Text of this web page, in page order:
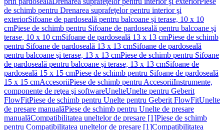
de schimb pentru Drenarea suprafeţelor pentru interior şi
exteriorSifoane de pardoseală pentru balcoane și terase, 10 x 10
cmPiese de schimb pentru Sifoane de pardoseală pentru balcoane și
terase, 10 x 10 cmSifoane de pardoseală 13 x 13 cmPiese de schimb
pentru Sifoane de pardoseală 13 x 13 cmSifoane de pardoseală
pentru balcoane şi terase, 13 x 13 cmPiese de schimb pentru Sifoane
de pardoseală pentru balcoane şi terase, 13 x 13 cmSifoane de
pardoseală 15 x 15 cmPiese de schimb pentru Sifoane de pardoseală
15 x 15 cmAccesoriiPiese de schimb pentru AccesoriiInstrumente,
componente de reţea şi softwareUnelteUnelte pentru Geberit
FlowFitPiese de schimb pentru Unelte pentru Geberit FlowFitUnelte
de presare manualăPiese de schimb pentru Unelte de presare
manualăCompatibilitatea uneltelor de presare [1]Piese de schimb
pentru Compatibilitatea uneltelor de presare [1]Compatibilitatea